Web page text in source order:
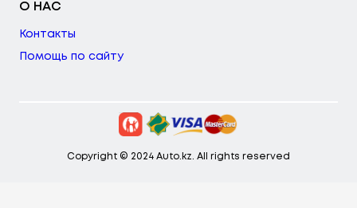
О НАС
Контакты
Помощь по сайту
Copyright © 2024 Auto.kz. All rights reserved